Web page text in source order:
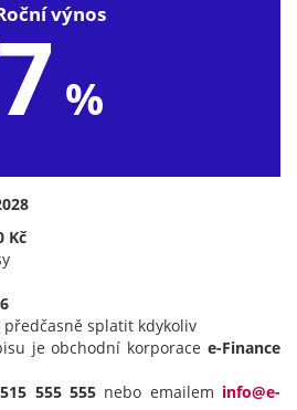
výnos
7 %
Kč
splatit kdykoliv
je obchodní korporace e-Finance
515 555 555nebo emailem info@e-